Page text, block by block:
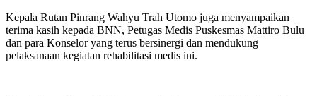
Kepala Rutan Pinrang Wahyu Trah Utomo juga menyampaikan
terima kasih kepada BNN, Petugas Medis Puskesmas Mattiro Bulu
dan para Konselor yang terus bersinergi dan mendukung
pelaksanaan kegiatan rehabilitasi medis ini.